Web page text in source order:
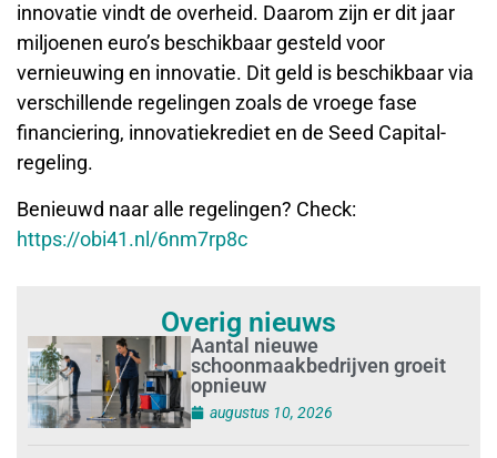
innovatie vindt de overheid. Daarom zijn er dit jaar
miljoenen euro’s beschikbaar gesteld voor
vernieuwing en innovatie. Dit geld is beschikbaar via
verschillende regelingen zoals de vroege fase
financiering, innovatiekrediet en de Seed Capital-
regeling.
Benieuwd naar alle regelingen? Check:
https://obi41.nl/6nm7rp8c
Overig nieuws
Aantal nieuwe
schoonmaakbedrijven groeit
opnieuw
augustus 10, 2026